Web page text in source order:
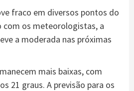
fraco em diversos pontos do
com os meteorologistas, a
a moderada nas próximas
mais baixas, com
21 graus. A previsão para os